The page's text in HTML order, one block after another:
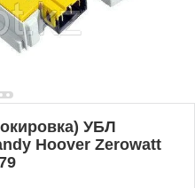
УБЛ
Hoover Zerowatt